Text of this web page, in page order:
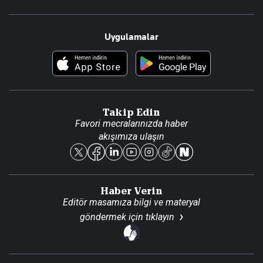
Resmî Ilanlar
Foto Haber
Hakkımızda
Künye
Reklam Ver
Uygulamalar
Takip Edin
Favori mecralarınızda haber
akışımıza ulaşın
Haber Verin
Editör masamıza bilgi ve materyal
göndermek için tıklayın